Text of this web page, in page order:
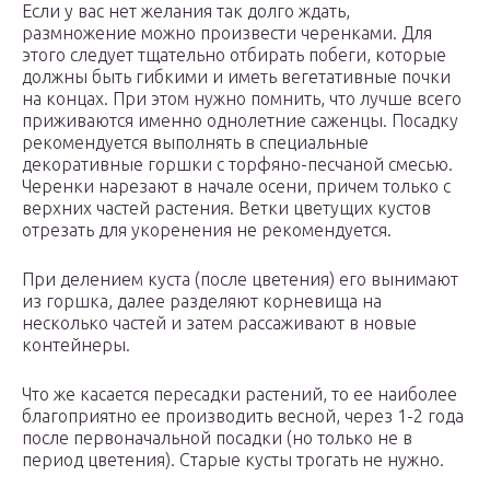
Если у вас нет желания так долго ждать,
размножение можно произвести черенками. Для
этого следует тщательно отбирать побеги, которые
должны быть гибкими и иметь вегетативные почки
на концах. При этом нужно помнить, что лучше всего
приживаются именно однолетние саженцы. Посадку
рекомендуется выполнять в специальные
декоративные горшки с торфяно-песчаной смесью.
Черенки нарезают в начале осени, причем только с
верхних частей растения. Ветки цветущих кустов
отрезать для укоренения не рекомендуется.
При делением куста (после цветения) его вынимают
из горшка, далее разделяют корневища на
несколько частей и затем рассаживают в новые
контейнеры.
Что же касается пересадки растений, то ее наиболее
благоприятно ее производить весной, через 1-2 года
после первоначальной посадки (но только не в
период цветения). Старые кусты трогать не нужно.